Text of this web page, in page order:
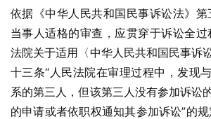
依据《中华人民共和国民事诉讼法》第
当事人适格的审查，应贯穿于诉讼全过
法院关于适用〈中华人民共和国民事诉
十三条“人民法院在审理过程中，发现
系的第三人，但该第三人没有参加诉讼
的申请或者依职权通知其参加诉讼”的